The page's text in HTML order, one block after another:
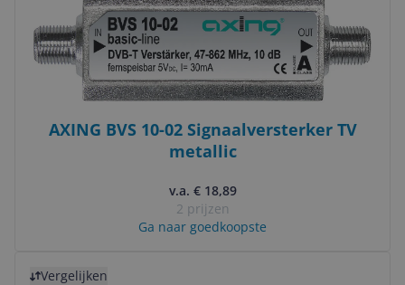
AXING BVS 10-02 Signaalversterker TV
metallic
v.a. € 18,89
2 prijzen
Ga naar goedkoopste
Vergelijken